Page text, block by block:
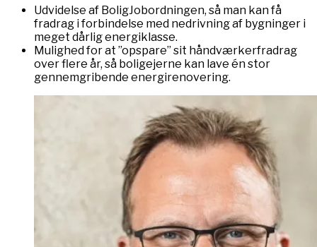
Udvidelse af BoligJobordningen, så man kan få
fradrag i forbindelse med nedrivning af bygninger i
meget dårlig energiklasse.
Mulighed for at ”opspare” sit håndværkerfradrag
over flere år, så boligejerne kan lave én stor
gennemgribende energirenovering.